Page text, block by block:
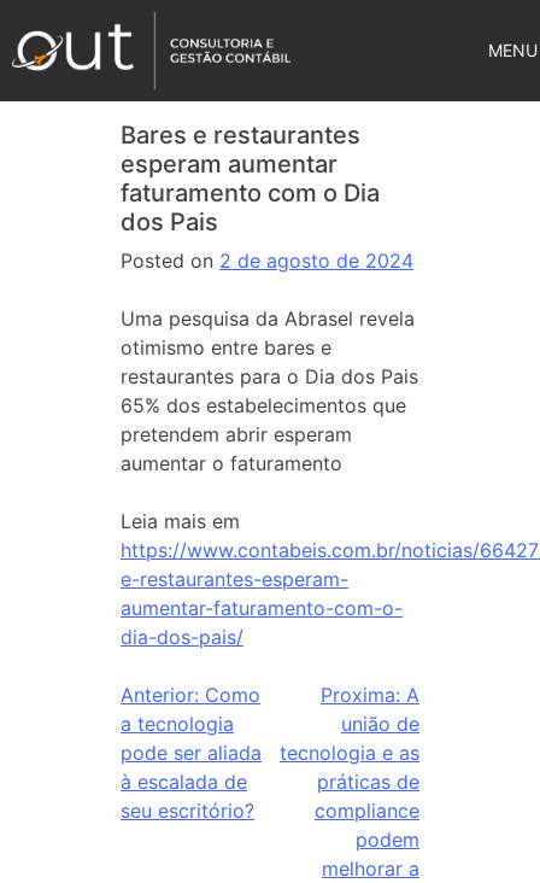
MENU
Bares e restaurantes
esperam aumentar
faturamento com o Dia
dos Pais
Posted on 2 de agosto de 2024
Uma pesquisa da Abrasel revela
otimismo entre bares e
restaurantes para o Dia dos Pais
65% dos estabelecimentos que
pretendem abrir esperam
aumentar o faturamento
Leia mais em
https://www.contabeis.com.br/noticias/
e-restaurantes-esperam-
aumentar-faturamento-com-o-
dia-dos-pais/
Anterior: Como
a tecnologia
pode ser aliada
à escalada de
seu escritório?
Proxima: A
união de
tecnologia e as
práticas de
compliance
podem
melhorar a